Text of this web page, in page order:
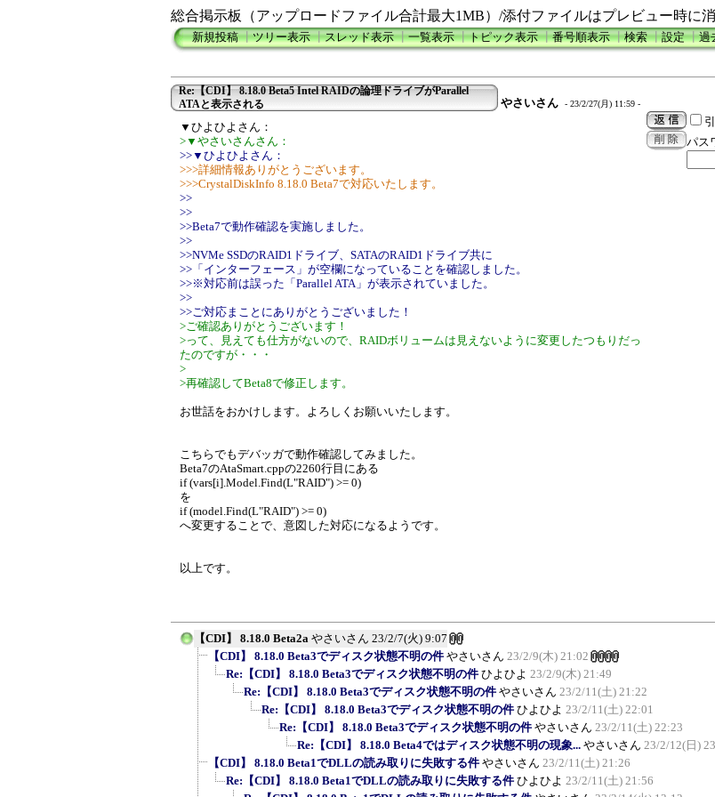
総合掲示板（アップロードファイル合計最大1MB）/添付ファイルはプレビュー時に
新規投稿┃ツリー表示┃スレッド表示┃一覧表示┃トピック表示┃番号順表示┃検索┃設定┃過
Re:【CDI】 8.18.0 Beta5 Intel RAIDの論理ドライブがParallel
ATAと表示される
やさいさん - 23/2/27(月) 11:59 -
▼ひよひよさん：
>▼やさいさんさん：
>>▼ひよひよさん：
>>>詳細情報ありがとうございます。
>>>CrystalDiskInfo 8.18.0 Beta7で対応いたします。
>>
>>
>>Beta7で動作確認を実施しました。
>>
>>NVMe SSDのRAID1ドライブ、SATAのRAID1ドライブ共に
>>「インターフェース」が空欄になっていることを確認しました。
>>※対応前は誤った「Parallel ATA」が表示されていました。
>>
>>ご対応まことにありがとうございました！
>ご確認ありがとうございます！
>って、見えても仕方がないので、RAIDボリュームは見えないように変更したつもりだっ
たのですが・・・
>
>再確認してBeta8で修正します。
お世話をおかけします。よろしくお願いいたします。
こちらでもデバッガで動作確認してみました。
Beta7のAtaSmart.cppの2260行目にある
if (vars[i].Model.Find(L"RAID") >= 0)
を
if (model.Find(L"RAID") >= 0)
へ変更することで、意図した対応になるようです。
以上です。
パス
【CDI】 8.18.0 Beta2a やさいさん 23/2/7(火) 9:07
【CDI】 8.18.0 Beta3でディスク状態不明の件 やさいさん 23/2/9(木) 21:02
Re:【CDI】 8.18.0 Beta3でディスク状態不明の件 ひよひよ 23/2/9(木) 21:49
Re:【CDI】 8.18.0 Beta3でディスク状態不明の件 やさいさん 23/2/11(土) 21:22
Re:【CDI】 8.18.0 Beta3でディスク状態不明の件 ひよひよ 23/2/11(土) 22:01
Re:【CDI】 8.18.0 Beta3でディスク状態不明の件 やさいさん 23/2/11(土) 22:23
Re:【CDI】 8.18.0 Beta4ではディスク状態不明の現象... やさいさん 23/2/12(日)
【CDI】 8.18.0 Beta1でDLLの読み取りに失敗する件 やさいさん 23/2/11(土) 21:26
Re:【CDI】 8.18.0 Beta1でDLLの読み取りに失敗する件 ひよひよ 23/2/11(土) 21:56